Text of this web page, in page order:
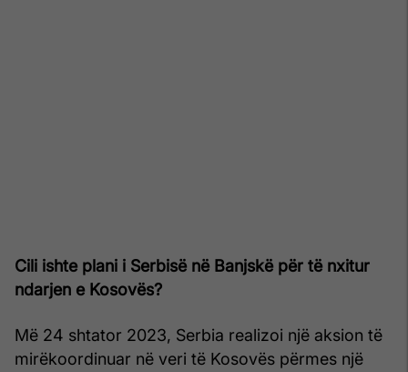
Cili ishte plani i Serbisë në Banjskë për të nxitur
ndarjen e Kosovës?
Më 24 shtator 2023, Serbia realizoi një aksion të
mirëkoordinuar në veri të Kosovës përmes një